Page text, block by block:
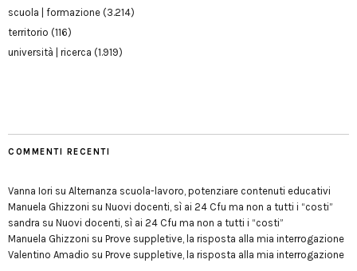
scuola | formazione (3.214)
territorio (116)
università | ricerca (1.919)
COMMENTI RECENTI
Vanna Iori su Alternanza scuola-lavoro, potenziare contenuti educativi
Manuela Ghizzoni su Nuovi docenti, sì ai 24 Cfu ma non a tutti i “costi”
sandra su Nuovi docenti, sì ai 24 Cfu ma non a tutti i “costi”
Manuela Ghizzoni su Prove suppletive, la risposta alla mia interrogazione
Valentino Amadio su Prove suppletive, la risposta alla mia interrogazione